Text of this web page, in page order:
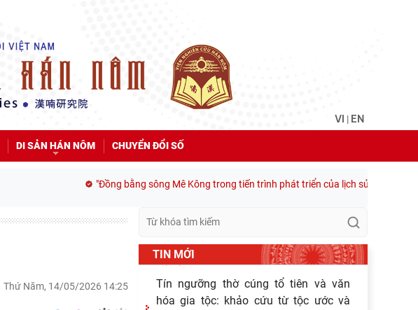
VI | EN
DI SẢN HÁN NÔM CHUYỂN ĐỔI SỐ
"Đồng bằng sông Mê Kông trong tiến trình phát triển của lịch sử cận đại Việt
Thứ Năm, 14/05/2026 14:25
TIN MỚI
04/08/2026
Lớp bồi dưỡng Hán Nôm cơ bản cho
viên chức Viện Hàn lâm Khoa học xã
hội Việt Nam hoàn thành chương
Giá trị truyền thống trong xây dựng và
hoàn thiện hệ thống thực thi quyền
hành pháp ở Việt Nam hiện
30/07/2026
Giá trị truyền thống trong xây dựng và
hoàn thiện hệ thống thực thi quyền
hành pháp ở Việt Nam hiện
29/07/2026
Tín ngưỡng thờ cúng tổ tiên và văn
hóa gia tộc: khảo cứu từ tộc ước và